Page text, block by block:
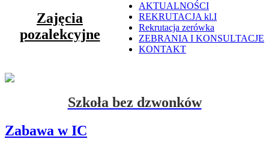
AKTUALNOŚCI
REKRUTACJA kl.I
Rekrutacja zerówka
ZEBRANIA I KONSULTACJE
KONTAKT
Zajęcia
pozalekcyjne
Szkoła bez dzwonków
Zabawa w IC